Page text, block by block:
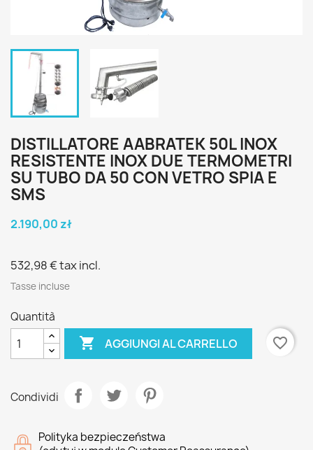
DISTILLATORE AABRATEK 50L INOX
RESISTENTE INOX DUE TERMOMETRI
SU TUBO DA 50 CON VETRO SPIA E
SMS
2.190,00 zł
532,98 €tax incl.
Tasse incluse
Quantità
 AGGIUNGI AL CARRELLO favorite_border
Condividi
Polityka bezpieczeństwa